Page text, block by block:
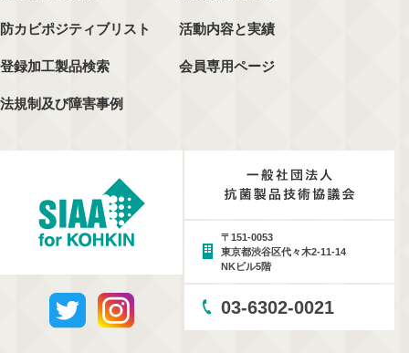
防カビポジティブリスト
登録加工製品検索
法規制及び障害事例
活動内容と実績
会員専用ページ
〒151-0053
東京都渋谷区代々木2-11-14
NKビル5階
03-6302-0021